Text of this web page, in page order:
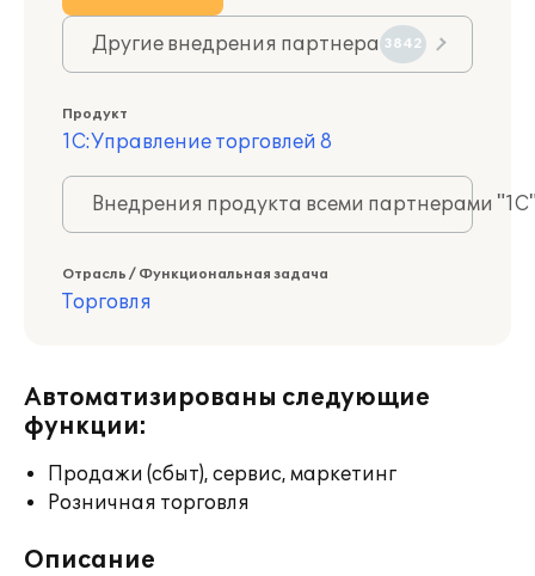
Другие внедрения партнера 3842
Продукт
1С:Управление торговлей 8
Внедрения продукта всеми партнерами
Отрасль / Функциональная задача
Торговля
Автоматизированы следующие
функции:
Продажи (сбыт), сервис, маркетинг
Розничная торговля
Описание